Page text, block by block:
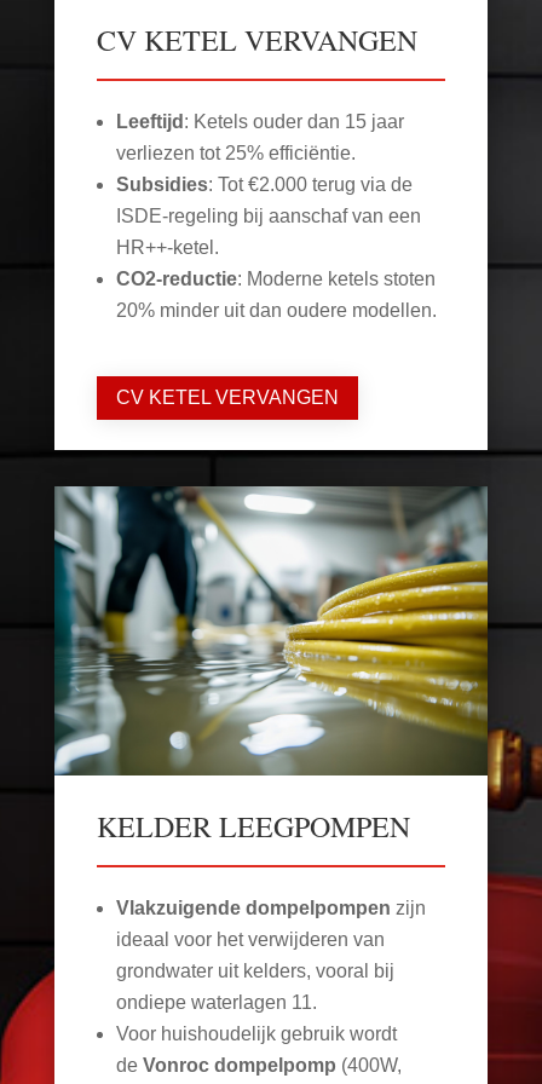
CV KETEL VERVANGEN
Leeftijd : Ketels ouder dan 15 jaar
verliezen tot 25% efficiëntie.
Subsidies: Tot €2.000 terug via de
ISDE-regeling bij aanschaf van een
HR++-ketel.
CO2-reductie: Moderne ketels stoten
20% minder uit dan oudere modellen.
CV KETEL VERVANGEN
KELDER LEEGPOMPEN
Vlakzuigende dompelpompen zijn
ideaal voor het verwijderen van
grondwater uit kelders, vooral bij
ondiepe waterlagen 11.
Voor huishoudelijk gebruik wordt
de Vonroc dompelpomp (400W,